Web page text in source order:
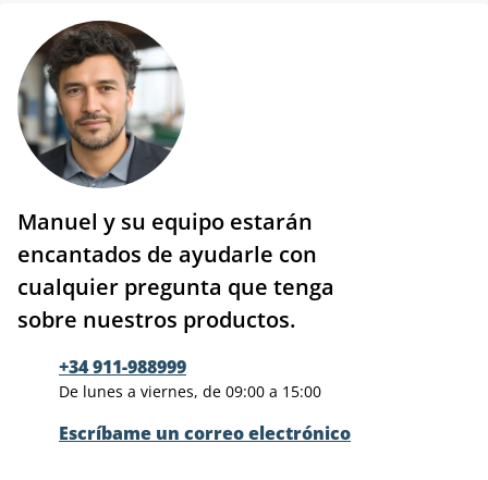
Manuel y su equipo estarán
encantados de ayudarle con
cualquier pregunta que tenga
sobre nuestros productos.
+34 911-988999
De lunes a viernes, de 09:00 a 15:00
Escríbame un correo electrónico